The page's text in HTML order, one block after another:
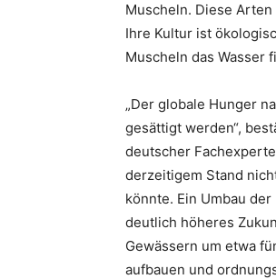
Muscheln. Diese
Ihre Kultur ist
Muscheln das Wasser
„Der globale Hunger
gesättigt werden“,
deutscher
derzeitigem Stand
könnte. Ein Umbau
deutlich höheres
Gewässern um etwa
aufbauen und